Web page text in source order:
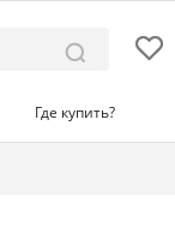
Где купить?